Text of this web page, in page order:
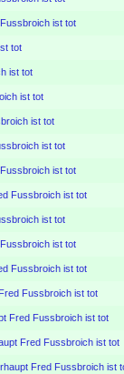
ist tot
tot
ist tot
ist tot
ist tot
ist tot
ist tot
Fussbroich ist tot
ist tot
ist tot
Fussbroich ist tot
Fussbroich ist tot
Fred Fussbroich ist tot
Fred Fussbroich ist tot
Fred Fussbroich ist